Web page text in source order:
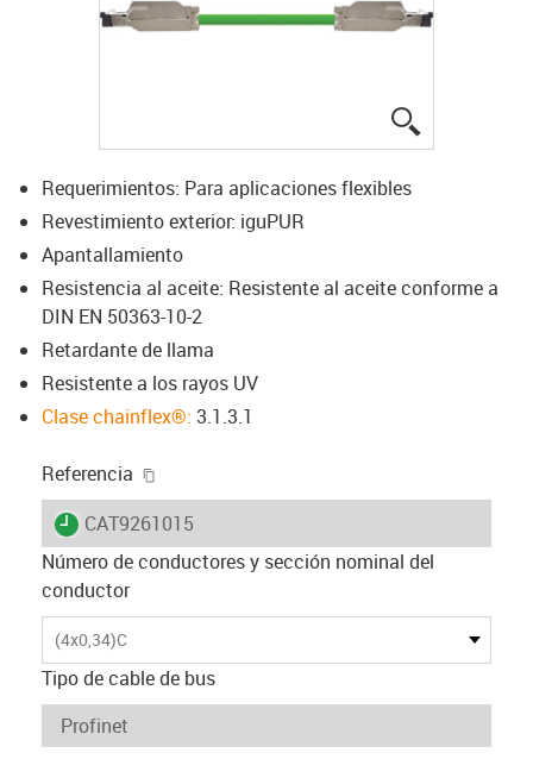
Requerimientos: Para aplicaciones flexibles
Revestimiento exterior: iguPUR
Apantallamiento
Resistencia al aceite: Resistente al aceite conforme a
DIN EN 50363-10-2
Retardante de llama
Resistente a los rayos UV
Clase chainflex®: 3.1.3.1
Referencia
igus-icon-lieferzeit
CAT9261015
Número de conductores y sección nominal del
conductor
(4x0,34)C
Tipo de cable de bus